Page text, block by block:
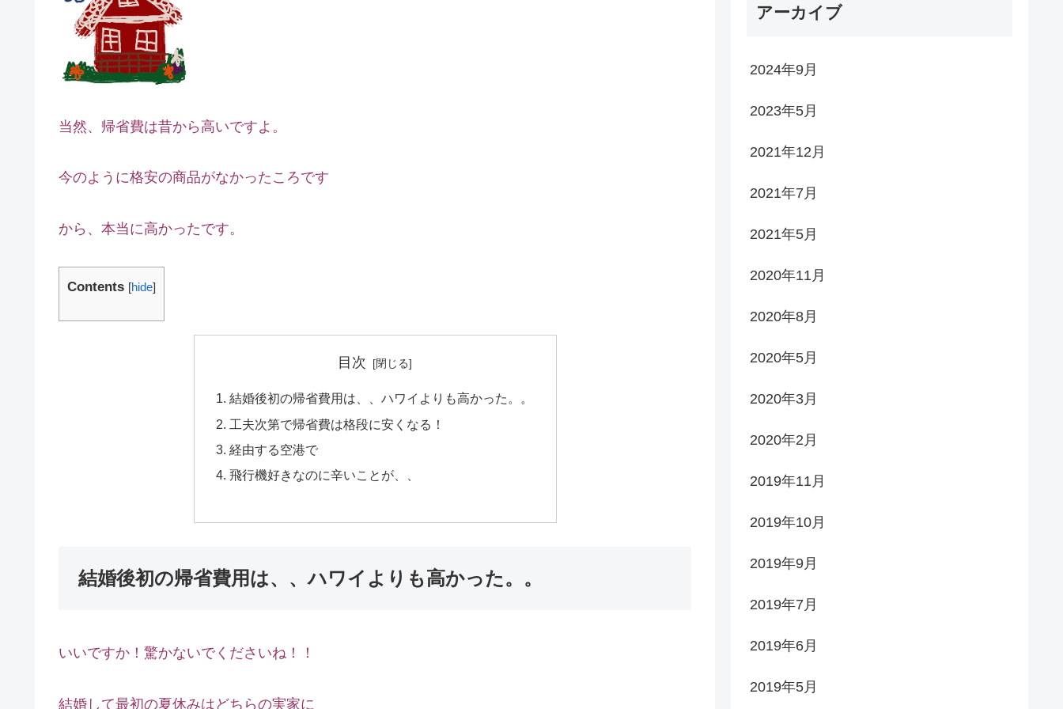
当然、帰省費は昔から高いですよ。
今のように格安の商品がなかったころです
から、本当に高かったです。
Contents [hide]
目次
結婚後初の帰省費用は、、ハワイよりも高かった。。
工夫次第で帰省費は格段に安くなる！
経由する空港で
飛行機好きなのに辛いことが、、
結婚後初の帰省費用は、、ハワイよりも高かった。。
いいですか！驚かないでくださいね！！
結婚して最初の夏休みはどちらの実家に
アーカイブ
2024年9月
2023年5月
2021年12月
2021年7月
2021年5月
2020年11月
2020年8月
2020年5月
2020年3月
2020年2月
2019年11月
2019年10月
2019年9月
2019年7月
2019年6月
2019年5月